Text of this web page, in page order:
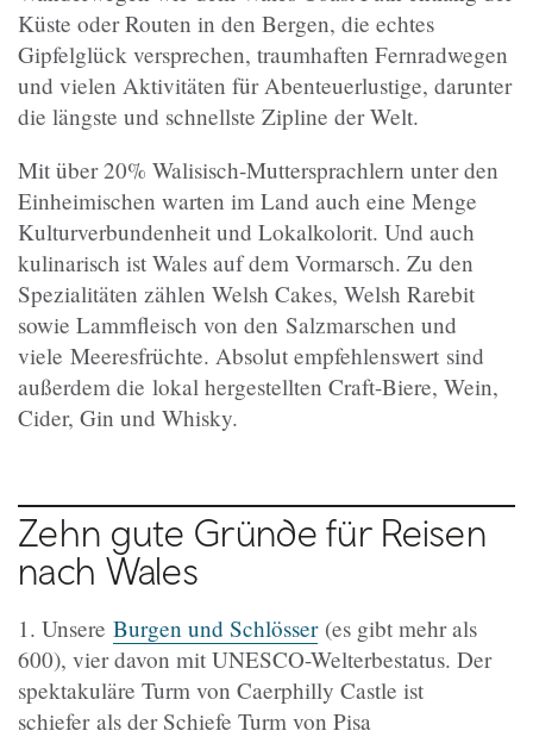
Küste oder Routen in den Bergen, die echtes
Gipfelglück versprechen, traumhaften Fernradwegen
und vielen Aktivitäten für Abenteuerlustige, darunter
die längste und schnellste Zipline der Welt.
Mit über 20% Walisisch-Muttersprachlern unter den
Einheimischen warten im Land auch eine Menge
Kulturverbundenheit und Lokalkolorit. Und auch
kulinarisch ist Wales auf dem Vormarsch. Zu den
Spezialitäten zählen Welsh Cakes, Welsh Rarebit
sowie Lammfleisch von den Salzmarschen und
viele Meeresfrüchte. Absolut empfehlenswert sind
außerdem die lokal hergestellten Craft-Biere, Wein,
Cider, Gin und Whisky.
Zehn gute Gründe für Reisen
nach Wales
1. Unsere Burgen und Schlösser(es gibt mehr als
600), vier davon mit UNESCO-Welterbestatus. Der
spektakuläre Turm von Caerphilly Castle ist
schiefer als der Schiefe Turm von Pisa